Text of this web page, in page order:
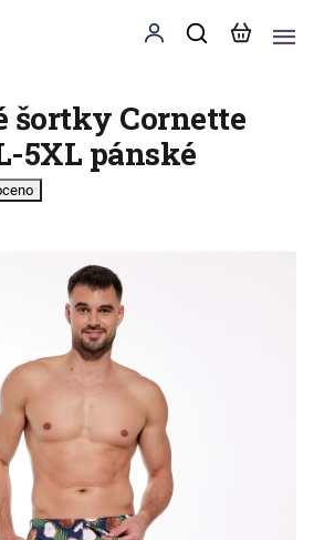
šortky Cornette
5XL pánské